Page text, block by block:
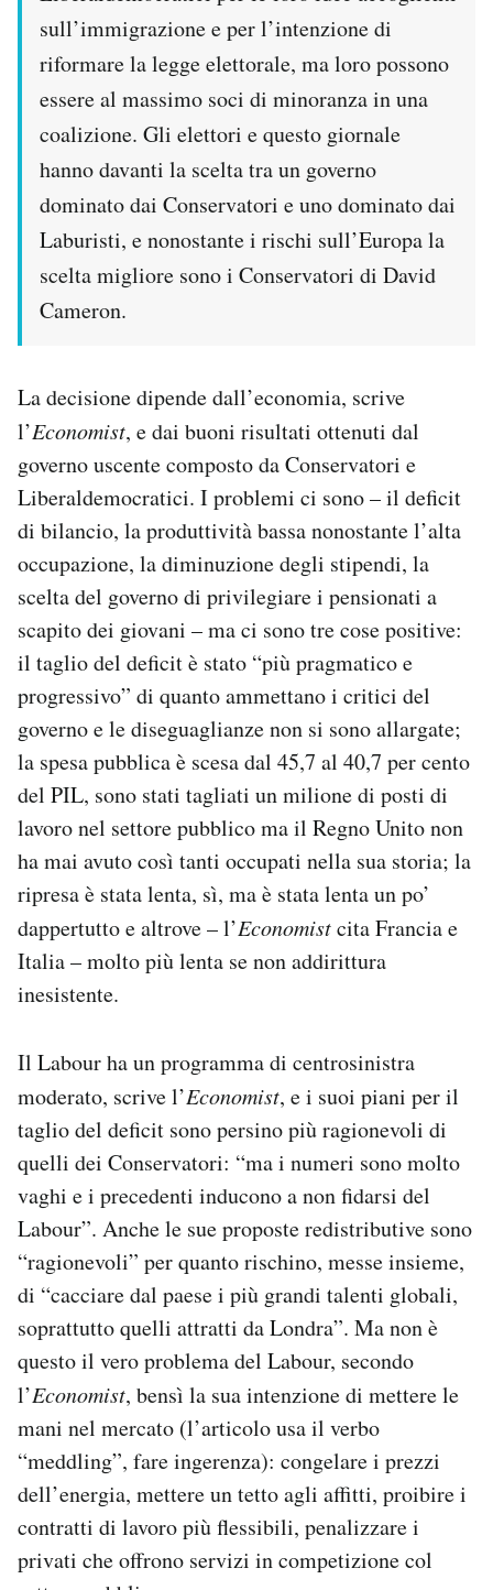
sull’immigrazione e per l’intenzione di
riformare la legge elettorale, ma loro possono
essere al massimo soci di minoranza in una
coalizione. Gli elettori e questo giornale
hanno davanti la scelta tra un governo
dominato dai Conservatori e uno dominato dai
Laburisti, e nonostante i rischi sull’Europa la
scelta migliore sono i Conservatori di David
Cameron.
La decisione dipende dall’economia, scrive
l’Economist, e dai buoni risultati ottenuti dal
governo uscente composto da Conservatori e
Liberaldemocratici. I problemi ci sono – il deficit
di bilancio, la produttività bassa nonostante l’alta
occupazione, la diminuzione degli stipendi, la
scelta del governo di privilegiare i pensionati a
scapito dei giovani – ma ci sono tre cose positive:
il taglio del deficit è stato “più pragmatico e
progressivo” di quanto ammettano i critici del
governo e le diseguaglianze non si sono allargate;
la spesa pubblica è scesa dal 45,7 al 40,7 per cento
del PIL, sono stati tagliati un milione di posti di
lavoro nel settore pubblico ma il Regno Unito non
ha mai avuto così tanti occupati nella sua storia; la
ripresa è stata lenta, sì, ma è stata lenta un po’
dappertutto e altrove – l’Economistcita Francia e
Italia – molto più lenta se non addirittura
inesistente.
Il Labour ha un programma di centrosinistra
moderato, scrive l’Economist, e i suoi piani per il
taglio del deficit sono persino più ragionevoli di
quelli dei Conservatori: “ma i numeri sono molto
vaghi e i precedenti inducono a non fidarsi del
Labour”. Anche le sue proposte redistributive sono
“ragionevoli” per quanto rischino, messe insieme,
di “cacciare dal paese i più grandi talenti globali,
soprattutto quelli attratti da Londra”. Ma non è
questo il vero problema del Labour, secondo
l’Economist, bensì la sua intenzione di mettere le
mani nel mercato (l’articolo usa il verbo
“meddling”, fare ingerenza): congelare i prezzi
dell’energia, mettere un tetto agli affitti, proibire i
contratti di lavoro più flessibili, penalizzare i
privati che offrono servizi in competizione col